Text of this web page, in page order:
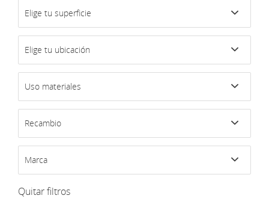
Elige tu superficie
Elige tu ubicación
Uso materiales
Recambio
Marca
Quitar filtros